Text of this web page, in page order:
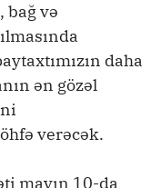
və
daha
ən gözəl
verəcək.
mayın 10-da